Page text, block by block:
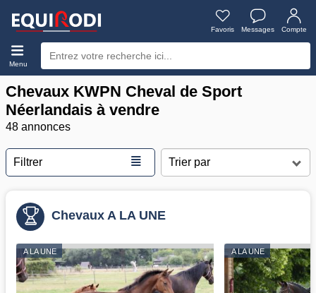
Favoris Messages Compte
Menu
Chevaux KWPN Cheval de Sport
Néerlandais à vendre
48 annonces
Filtrer ≣
Chevaux A LA UNE
A LA UNE A LA UNE